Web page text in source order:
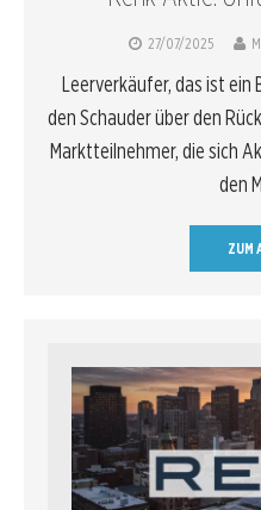
27/07/2025
Leerverkäufer, das ist ein
den Schauder über den
Marktteilnehmer, die sich
den
ZUM